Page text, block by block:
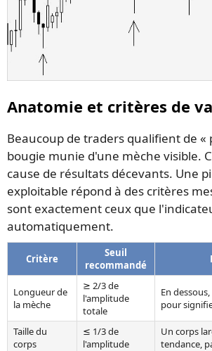
Anatomie et critères de
Beaucoup de traders qualifient de «
bougie munie d'une mèche visible.
cause de résultats décevants. Une
exploitable répond à des critères
sont exactement ceux que
automatiquement.
Critère
Seuil
recommandé
Longueur de
la mèche
≥ 2/3 de
l'amplitude
totale
En
pour
Taille du
corps
≤ 1/3 de
l'amplitude
Un corps
tendance,